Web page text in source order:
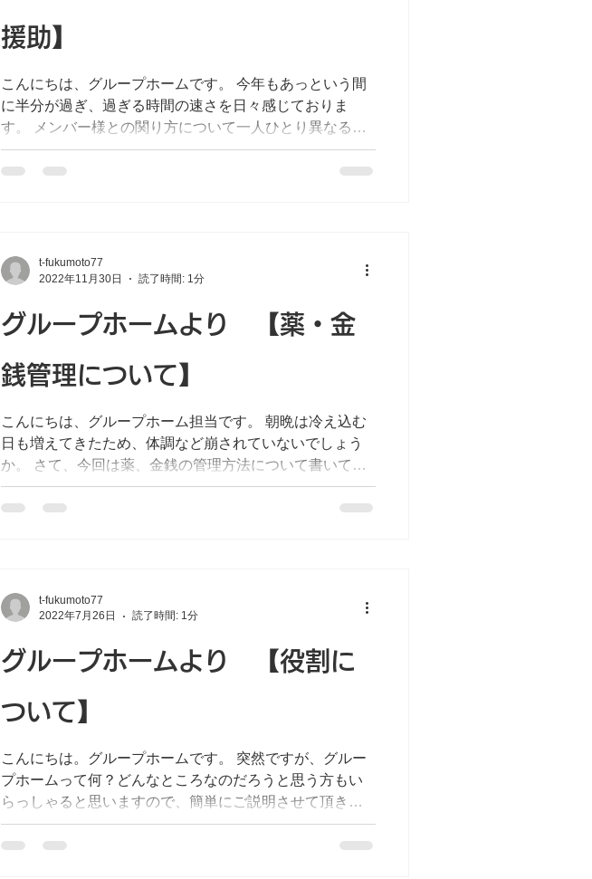
援助】
こんにちは、グループホームです。 今年もあっという間
に半分が過ぎ、過ぎる時間の速さを日々感じておりま
す。 メンバー様との関り方について一人ひとり異なるの
は当然のことではありますが、「あの時の接し方は正し
かっただろうか」、「言葉選びはあれで良かっただろう
グループホームより 【薬・金
銭管理について】
こんにちは、グループホーム担当です。 朝晩は冷え込む
日も増えてきたため、体調など崩されていないでしょう
か。 さて、今回は薬、金銭の管理方法について書いてい
きます。グループホームでは、その方に合わせ、また、
その時の状況に合わせ管理方法を検討しています。自立
t-fukumoto77
2022年11月30日
読了時間: 1分
グループホームより 【役割に
ついて】
こんにちは。グループホームです。 突然ですが、グルー
プホームって何？どんなところなのだろうと思う方もい
らっしゃると思いますので、簡単にご説明させて頂きま
す。 精神疾患を患い、障害福祉サービス受給者証と精神
障碍者手帳をお持ちの方が対象となり、...
t-fukumoto77
2022年7月26日
読了時間: 1分